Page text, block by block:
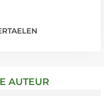
AUTEUR